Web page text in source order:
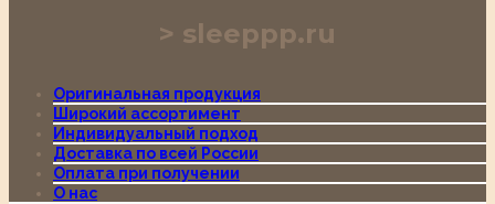
sleeppp.ru
Оригинальная продукция
Широкий ассортимент
Индивидуальный подход
Доставка по всей России
Оплата при получении
О нас